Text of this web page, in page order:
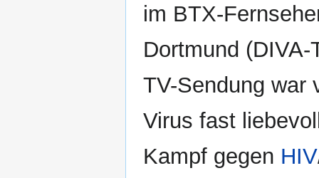
im BTX-
Dortmund
TV-Sendung war
Virus fast
Kampf gegen HIV